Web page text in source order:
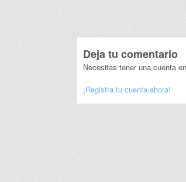
Deja tu comentario
Necesitas tener una cuenta
¡Registra tu cuenta ahora!